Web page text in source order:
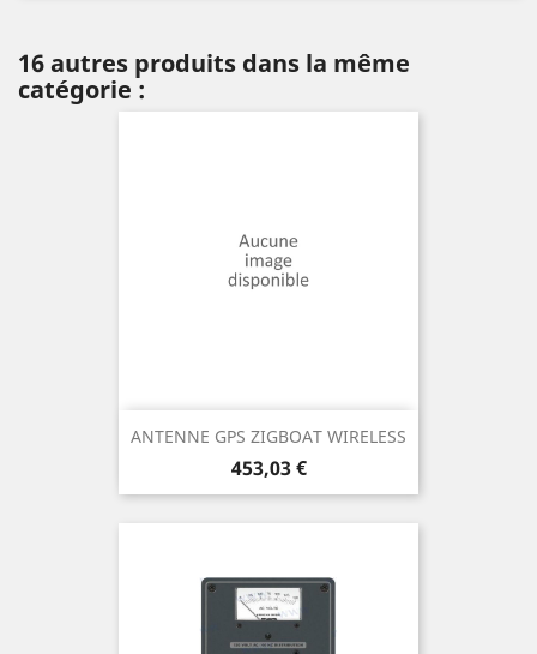
16 autres produits dans la même
catégorie :
ANTENNE GPS ZIGBOAT WIRELESS
Prix
453,03 €